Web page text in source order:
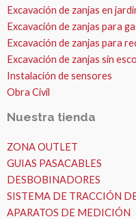
Excavación de zanjas en
Excavación de zanjas para
Excavación de zanjas para
Excavación de zanjas sin
Instalación de sensores
Obra Civil
Nuestra tienda
ZONA OUTLET
GUIAS PASACABLES
DESBOBINADORES
SISTEMA DE TRACCIÓN
APARATOS DE MEDICIÓN